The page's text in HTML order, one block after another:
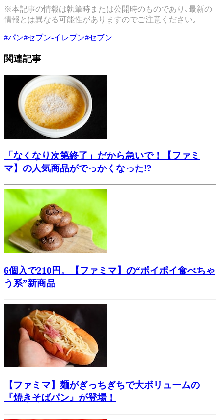
※本記事の情報は執筆時または公開時のものであり､最新の
情報とは異なる可能性がありますのでご注意ください｡
#パン#セブン-イレブン#セブン
関連記事
「なくなり次第終了」だから急いで！【ファミ
マ】の人気商品がでっかくなった!?
6個入で210円。【ファミマ】の“ポイポイ食べちゃ
う系”新商品
【ファミマ】麺がぎっちぎちで大ボリュームの
『焼きそばパン』が登場！